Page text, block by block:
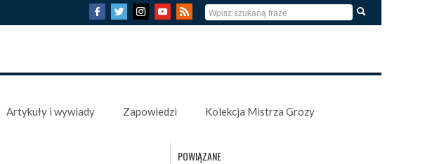
Artykuły i wywiady Zapowiedzi Kolekcja Mistrza Grozy
POWIĄZANE